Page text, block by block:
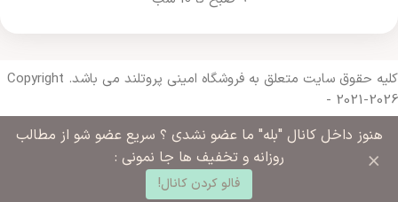
کلیه حقوق سایت متعلق به فروشگاه امینی پروتلند می باشد. Copyright
- 2021-2026
Made with 🔥 By Armazda Web
هنوز داخل کانال "بله" ما عضو نشدی ؟ سریع عضو شو از مطالب
روزانه و تخفیف ها جا نمونی :
فالو کردن کانال!
×